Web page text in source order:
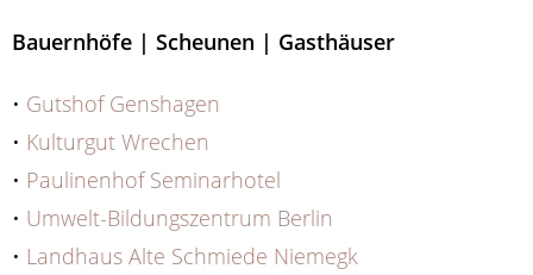
Bauernhöfe | Scheunen | Gasthäuser
• Gutshof Genshagen
• Kulturgut Wrechen
• Paulinenhof Seminarhotel
• Umwelt-Bildungszentrum Berlin
• Landhaus Alte Schmiede Niemegk